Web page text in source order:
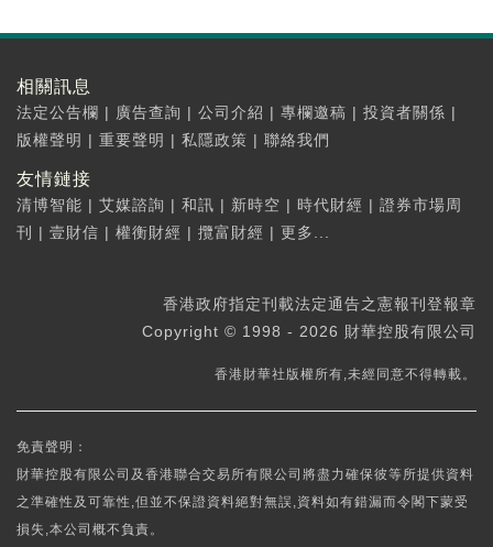
相關訊息
法定公告欄 | 廣告查詢 | 公司介紹 | 專欄邀稿 | 投資者關係 |
版權聲明 | 重要聲明 | 私隱政策 | 聯絡我們
友情鏈接
清博智能 | 艾媒諮詢 | 和訊 | 新時空 | 時代財經 | 證券市場周
刊
| 壹財信 | 權衡財經 | 攬富財經 | 更多...
香港政府指定刊載法定通告之憲報刊登報章
Copyright © 1998 - 2026 財華控股有限公司
香港財華社版權所有,未經同意不得轉載。
免責聲明：
財華控股有限公司及香港聯合交易所有限公司將盡力確保彼等所提供資料
之準確性及可靠性,但並不保證資料絕對無誤,資料如有錯漏而令閣下蒙受
損失,本公司概不負責。